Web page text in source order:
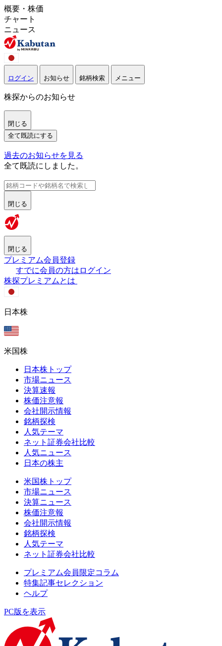
概要・株価
チャート
ニュース
ログイン お知らせ 銘柄検索 メニュー
株探からのお知らせ
閉じる
全て既読にする
過去のお知らせを見る
全て既読にしました。
閉じる
閉じる
プレミアム会員登録
すでに会員の方はログイン
株探プレミアムとは
日本株
米国株
日本株トップ
市場ニュース
決算速報
株価注意報
会社開示情報
銘柄探検
人気テーマ
ネット証券会社比較
人気ニュース
日本の株主
米国株トップ
市場ニュース
決算ニュース
株価注意報
会社開示情報
銘柄探検
人気テーマ
ネット証券会社比較
プレミアム会員限定コラム
特集記事セレクション
ヘルプ
PC版を表示